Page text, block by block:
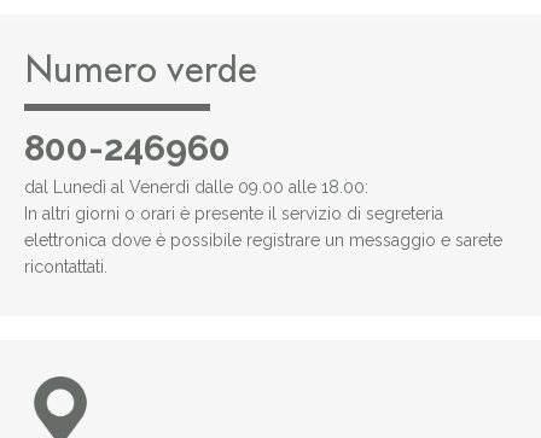
Numero verde
800-246960
dal Lunedì al Venerdì dalle 09.00 alle 18.00:
In altri giorni o orari è presente il servizio di segreteria
elettronica dove è possibile registrare un messaggio e sarete
ricontattati.